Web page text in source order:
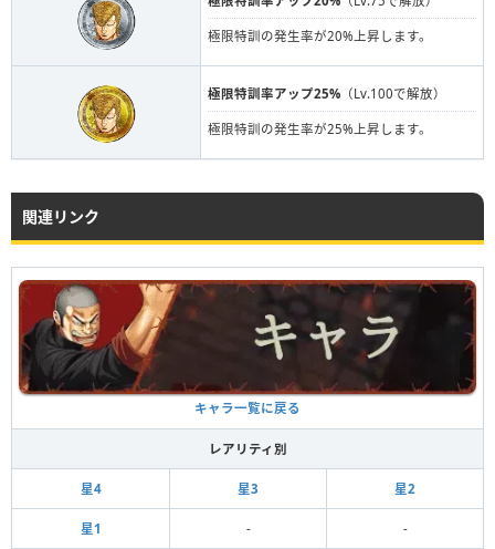
極限特訓の発生率が20%上昇します。
極限特訓率アップ25% （Lv.100で解放）
極限特訓の発生率が25%上昇します。
関連リンク
キャラ一覧に戻る
レアリティ別
星4 星3 星2
星1 - -